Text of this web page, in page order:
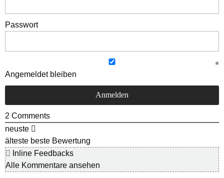
Passwort
Angemeldet bleiben
2 Comments
neuste
älteste beste Bewertung
Inline Feedbacks
Alle Kommentare ansehen